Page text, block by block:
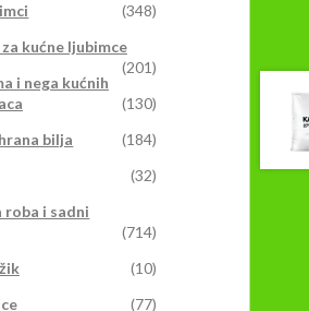
(348)
kućne ljubimce
(201)
i nega kućnih
(130)
bilja
(184)
(32)
roba i sadni
(714)
(10)
(77)